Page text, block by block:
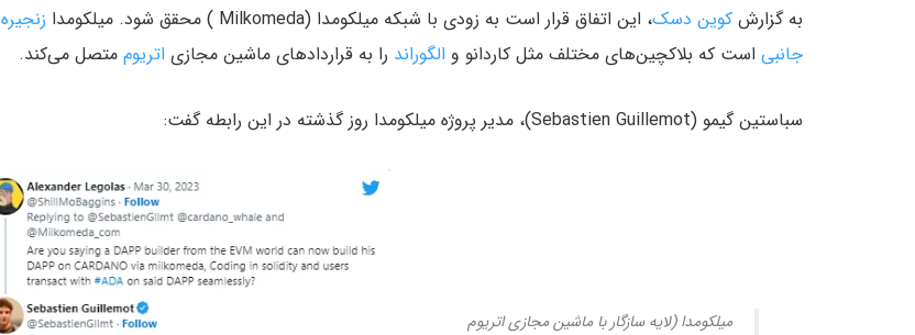
به گزارش کوین دسک، این اتفاق قرار است به زودی با شبکه میلکومدا (Milkomeda ) محقق شود. میلکومدا
زنجیره
جانبی است که بلاکچین‌های مختلف مثل کاردانو و الگوراند را به قراردادهای ماشین مجازی اتریوم متصل می‌کند.
سباستین گیمو (Sebastien Guillemot)، مدیر پروژه میلکومدا روز گذشته در این رابطه گفت:
میلکومدا (لایه سازگار با ماشین مجازی اتریوم